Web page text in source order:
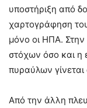
υποστήριξη από
χαρτογράφηση
μόνο οι ΗΠΑ. Στην
στόχων όσο και η
πυραύλων γίνεται
Από την άλλη